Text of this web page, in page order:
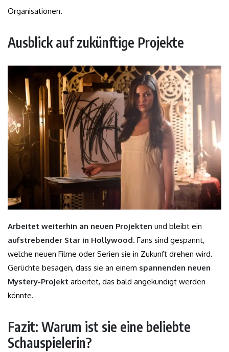
Organisationen.
Ausblick auf zukünftige Projekte
Arbeitet weiterhin an neuen Projekten und bleibt ein
aufstrebender Star in Hollywood. Fans sind gespannt,
welche neuen Filme oder Serien sie in Zukunft drehen wird.
Gerüchte besagen, dass sie an einem spannenden neuen
Mystery-Projekt arbeitet, das bald angekündigt werden
könnte.
Fazit: Warum ist sie eine beliebte
Schauspielerin?